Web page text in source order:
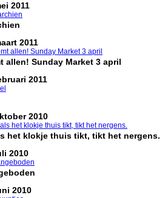
2011
2011
allen! Sunday Market 3 april
2011
2010
het klokje thuis tikt, tikt het nergens.
2010
2010